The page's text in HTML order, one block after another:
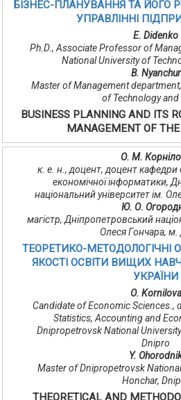
БІЗНЕС-ПЛАНУВАННЯ ТА ЙОГО
УПРАВЛІННІ
E. Didenko
Ph.D., Associate Professor of
National University of
B. Nyanchur
Master of Management
of Technology and
BUSINESS PLANNING AND ITS
MANAGEMENT OF
О. М.
к. е. н., доцент, доцент кафедри
економічної інформатики,
національний університет ім.
Ю. О.
магістр, Дніпропетровський
Олеся Гончара, м.
ТЕОРЕТИКО-МЕТОДОЛОГІЧНІ
ЯКОСТІ ОСВІТИ ВИЩИХ
УКРАЇНИ
О. Kornilovа
Candidate of Economic Sciences.,
Statistics, Accounting and
Dnipropetrovsk National
Dnipro
Y.
Master of Dnipropetrovsk
Honchar,
THEORETICAL AND